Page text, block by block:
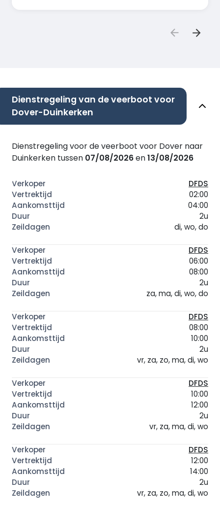
Dienstregeling van de veerboot voor
Dover-Duinkerken
Dienstregeling voor de veerboot voor Dover naar
Duinkerken tussen 07/08/2026en13/08/2026
DFDS
02:00
04:00
2u
di, wo, do
DFDS
06:00
08:00
2u
za, ma, di, wo, do
DFDS
08:00
10:00
2u
vr, za, zo, ma, di, wo
DFDS
10:00
12:00
2u
vr, za, ma, di, wo
DFDS
12:00
14:00
2u
vr, za, zo, ma, di, wo